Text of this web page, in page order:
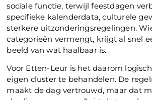
sociale functie, terwijl feestdagen
specifieke kalenderdata, culturele
sterkere uitzonderingsregelingen.
categorieën vermengt, krijgt al snel
beeld van wat haalbaar is.
Voor Etten-Leur is het daarom
eigen cluster te behandelen. De
maakt de dag vertrouwd, maar dat